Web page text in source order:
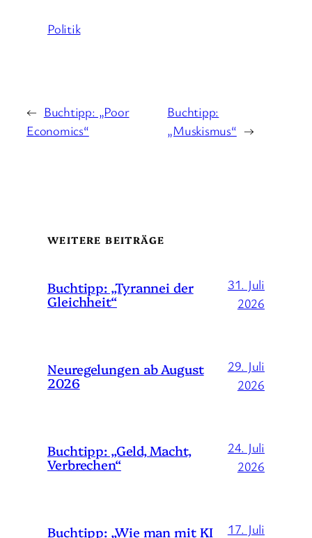
Politik
← Buchtipp: „Poor
Economics“
Buchtipp:
„Muskismus“ →
WEITERE BEITRÄGE
Buchtipp: „Tyrannei der
Gleichheit“
31. Juli
2026
Neuregelungen ab August
2026
29. Juli
2026
Buchtipp: „Geld, Macht,
Verbrechen“
24. Juli
2026
Buchtipp: „Wie man mit KI 17. Juli